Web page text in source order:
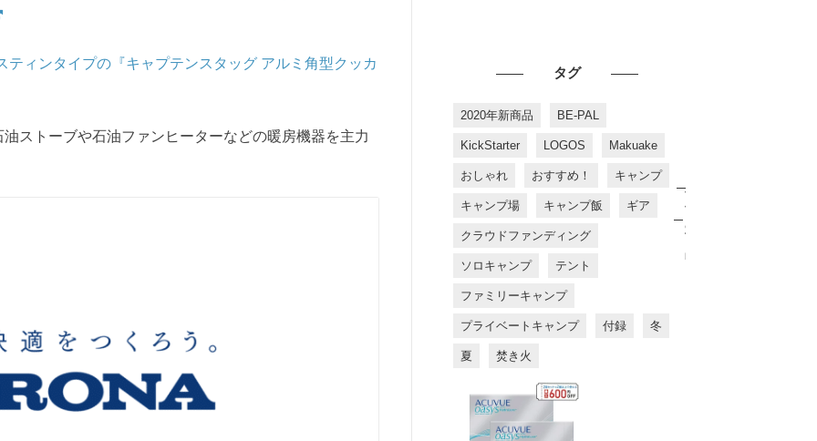
ティンタイプの『キャプテンスタッグ アルミ角型クッカ
ストーブや石油ファンヒーターなどの暖房機器を主力
タグ
2020年新商品 BE-PAL
KickStarter LOGOS Makuake
おしゃれ おすすめ！ キャンプ
キャンプ場 キャンプ飯 ギア
クラウドファンディング
ソロキャンプ テント
ファミリーキャンプ
プライベートキャンプ 付録 冬
夏 焚き火
す
す
め
商
品